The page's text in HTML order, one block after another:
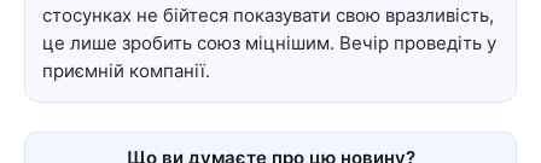
стосунках не бійтеся показувати свою вразливість,
це лише зробить союз міцнішим. Вечір проведіть у
приємній компанії.
Що ви думаєте про цю новину?